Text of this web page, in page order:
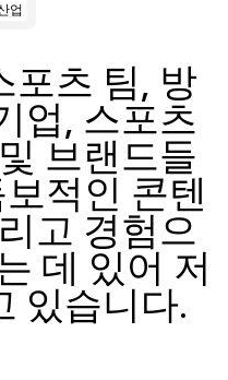
업
포츠 팀, 방
업, 스포츠
브랜드들
적인 콘텐
고 경험으
데 있어 저
있습니다.